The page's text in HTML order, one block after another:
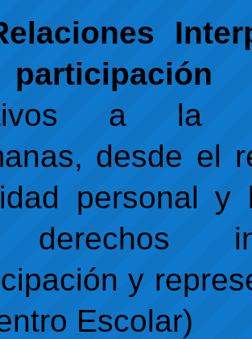
a la
desde el
personal y
y
Escolar)